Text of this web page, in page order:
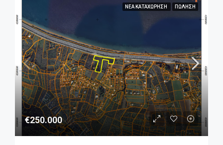
ΝΈΑ ΚΑΤΑΧΏΡΗΣΗ ΠΏΛΗΣΗ
€250.000